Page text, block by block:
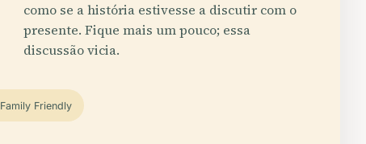
como se a história estivesse a discutir com o
presente. Fique mais um pouco; essa
discussão vicia.
Family Friendly